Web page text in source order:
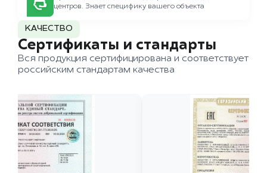
центров. Знает специфику вашего объекта
КАЧЕСТВО
Сертификаты и стандарты
Вся продукция сертифицирована и соответствует
российским стандартам качества